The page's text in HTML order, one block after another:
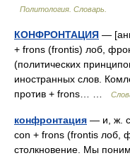
Политология. Словарь.
КОНФРОНТАЦИЯ —
+ frons (frontis) лоб,
(политических
иностранных слов.
против + frons… …
конфронтация — и, ж.
con + frons (frontis лоб,
столкновение. Мы